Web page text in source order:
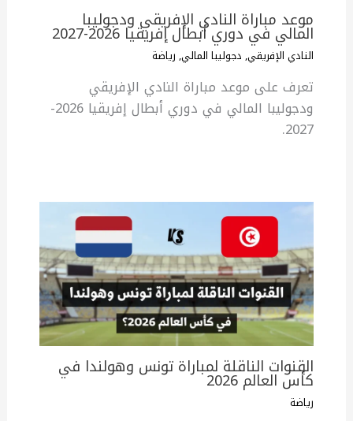
موعد مباراة النادي الإفريقي ودجوليبا
المالي في دوري أبطال إفريقيا 2026-2027
النادي الإفريقي, دجوليبا المالي, رياضة
تعرف على موعد مباراة النادي الإفريقي
ودجوليبا المالي في دوري أبطال إفريقيا 2026-
2027.
القنوات الناقلة لمباراة تونس وهولندا في
كأس العالم 2026
رياضة